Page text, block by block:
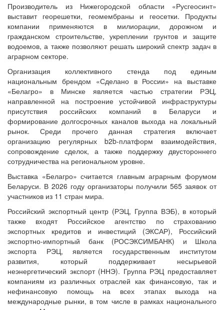
Производитель из Нижегородской области «Русгеосинт»
выставит георешетки, геомембраны и геосетки. Продукты
компании применяются в милиорации, дорожном и
гражданском строительстве, укреплении грунтов и защите
водоемов, а также позволяют решать широкий спектр задач в
аграрном секторе.
Организация коллективного стенда под единым
национальным брендом «Сделано в России» на выставке
«Белагро» в Минске является частью стратегии РЭЦ,
направленной на построение устойчивой инфраструктуры
присутствия российских компаний в Беларуси и
формирование долгосрочных каналов выхода на локальный
рынок. Среди прочего данная стратегия включает
организацию регулярных b2b-платформ взаимодействия,
сопровождение сделок, а также поддержку двустороннего
сотрудничества на региональном уровне.
Выставка «Белагро» считается главным аграрным форумом
Беларуси. В 2026 году организаторы получили 565 заявок от
участников из 11 стран мира.
Российский экспортный центр (РЭЦ, Группа ВЭБ), в который
также входят Российское агентство по страхованию
экспортных кредитов и инвестиций (ЭКСАР), Российский
экспортно-импортный банк (РОСЭКСИМБАНК) и Школа
экспорта РЭЦ, является государственным институтом
развития, который поддерживает несырьевой
неэнергетический экспорт (ННЭ). Группа РЭЦ предоставляет
компаниям из различных отраслей как финансовую, так и
нефинансовую помощь на всех этапах выхода на
международные рынки, в том числе в рамках национального